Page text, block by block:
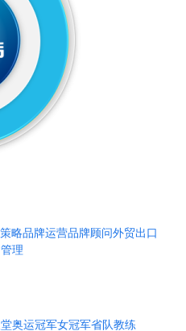
略品牌运营品牌顾问外贸出口
理
奥运冠军女冠军省队教练